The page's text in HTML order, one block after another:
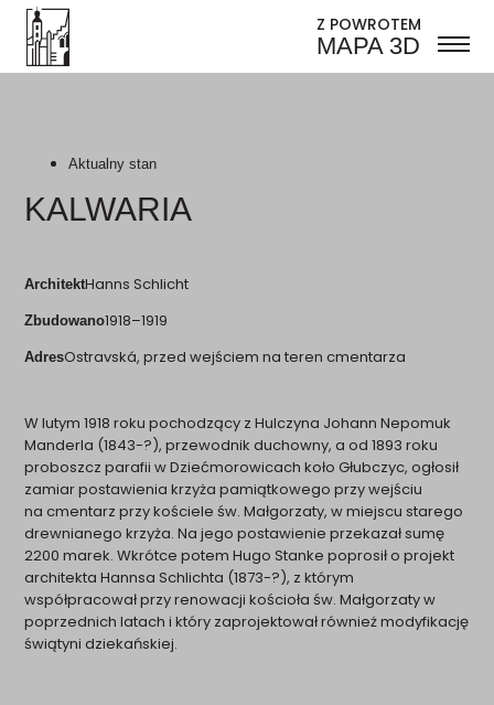
Z POWROTEM
MAPA 3D
Aktualny stan
KALWARIA
ArchitektHanns Schlicht
Zbudowano1918–1919
AdresOstravská, przed wejściem na teren cmentarza
W lutym 1918 roku pochodzący z Hulczyna Johann Nepomuk
Manderla (1843-?), przewodnik duchowny, a od 1893 roku
proboszcz parafii w Dziećmorowicach koło Głubczyc, ogłosił
zamiar postawienia krzyża pamiątkowego przy wejściu
na cmentarz przy kościele św. Małgorzaty, w miejscu starego
drewnianego krzyża. Na jego postawienie przekazał sumę
2200 marek. Wkrótce potem Hugo Stanke poprosił o projekt
architekta Hannsa Schlichta (1873-?), z którym
współpracował przy renowacji kościoła św. Małgorzaty w
poprzednich latach i który zaprojektował również modyfikację
świątyni dziekańskiej.